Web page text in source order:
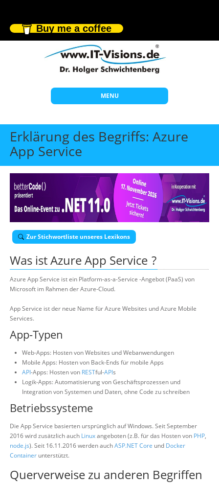
Buy me a coffee
MENU
Start
Themen
Individuelle Schulungen
Offene Seminare
Wissen
Über uns
Erklärung des Begriffs: Azure
App Service
Zur Stichwortliste unseres Lexikons
Was istAzure App Service ?
Azure App Service ist ein Platform-as-a-Service -Angebot (PaaS) von
Microsoft im Rahmen der Azure-Cloud.
App Service ist der neue Name für Azure Websites und Azure Mobile
Services.
App-Typen
Web-Apps: Hosten von Websites und Webanwendungen
Mobile Apps: Hosten von Back-Ends für mobile Apps
API-Apps: Hosten von RESTful-APIs
Logik-Apps: Automatisierung von Geschäftsprozessen und
Integration von Systemen und Daten, ohne Code zu schreiben
Betriebssysteme
Die App Service basierten ursprünglich auf Windows. Seit September
2016 wird zusätzlich auch Linuxangeboten (z.B. für das Hosten von PHP,
node.js). Seit 16.11.2016 werden auchASP.NET Core und Docker
Container unterstützt.
Querverweise zu anderen Begriffen